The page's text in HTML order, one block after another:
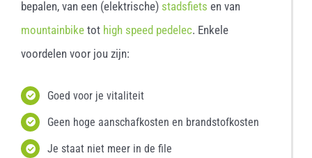
bepalen, van een (elektrische) stadsfiets en van
mountainbiketot high speed pedelec. Enkele
voordelen voor jou zijn:
Goed voor je vitaliteit
Geen hoge aanschafkosten en brandstofkosten
Je staat niet meer in de file